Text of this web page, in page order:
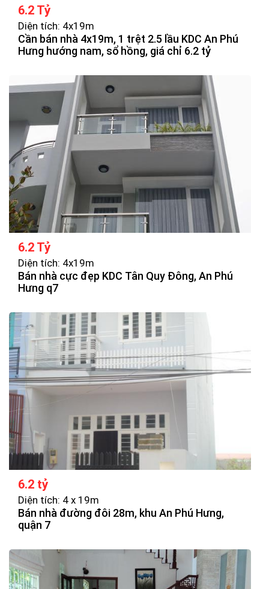
6.2 Tỷ
Diện tích: 4x19m
Cần bán nhà 4x19m, 1 trệt 2.5 lầu KDC An Phú
Hưng hướng nam, sổ hồng, giá chỉ 6.2 tỷ
6.2 Tỷ
Diện tích: 4x19m
Bán nhà cực đẹp KDC Tân Quy Đông, An Phú
Hưng q7
6.2 tỷ
Diện tích: 4 x 19m
Bán nhà đường đôi 28m, khu An Phú Hưng,
quận 7